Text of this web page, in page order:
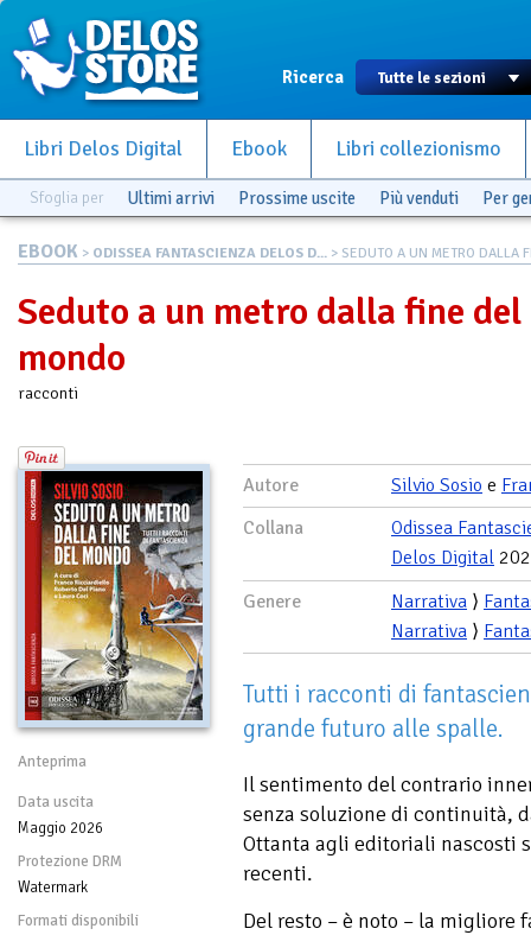
Ricerca
Libri Delos Digital Ebook Libri collezionismo
Sfoglia per Ultimi arrivi Prossime uscite Più venduti Per
EBOOK > ODISSEA FANTASCIENZA DELOS D... > SEDUTO A UN METRO DALLA
Seduto a un metro dalla fine del
mondo
racconti
Anteprima
Data uscita
Maggio 2026
Protezione DRM
Watermark
Formati disponibili
Autore Silvio Sosio e
Collana
Odissea
Delos Digital
Genere
Narrativa ⟩
Narrativa ⟩
Tutti i racconti di
grande futuro alle spalle.
Il sentimento del contrario
senza soluzione di continuità,
Ottanta agli editoriali nascosti
recenti.
Del resto – è noto – la migliore